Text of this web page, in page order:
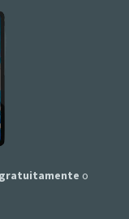
gratuitamente o